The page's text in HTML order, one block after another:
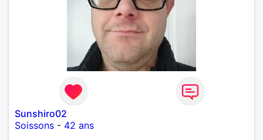
Sunshiro02
Soissons - 42 ans